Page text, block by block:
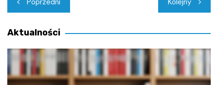
wpisu
Poprzedni Kolejny
Aktualności